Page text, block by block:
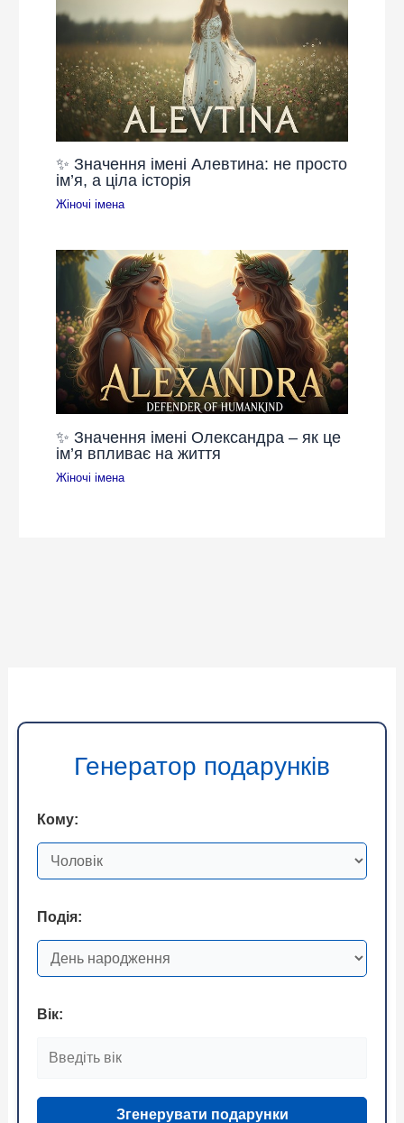
✨ Значення імені Алевтина: не просто
ім’я, а ціла історія
Жіночі імена
✨ Значення імені Олександра – як це
ім’я впливає на життя
Жіночі імена
Генератор подарунків
Кому:
Подія:
Вік:
Згенерувати подарунки